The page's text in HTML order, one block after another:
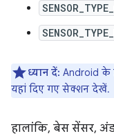
ध्यान दें: Android के
यहां दिए गए सेक्शन देखें.
हालांकि, बेस सेंसर,